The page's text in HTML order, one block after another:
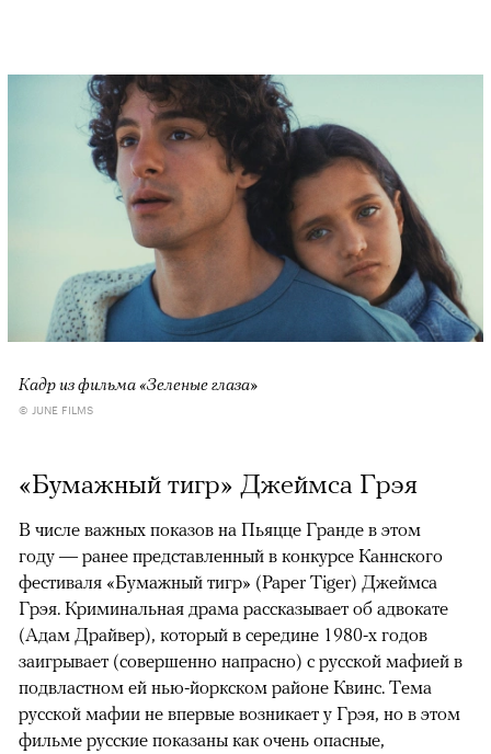
Кадр из фильма «Зеленые глаза»
© JUNE FILMS
«Бумажный тигр» Джеймса Грэя
В числе важных показов на Пьяцце Гранде в этом
году — ранее представленный в конкурсе Каннского
фестиваля «Бумажный тигр» (Paper Tiger) Джеймса
Грэя. Криминальная драма рассказывает об адвокате
(Адам Драйвер), который в середине 1980-х годов
заигрывает (совершенно напрасно) с русской мафией в
подвластном ей нью-йоркском районе Квинс. Тема
русской мафии не впервые возникает у Грэя, но в этом
фильме русские показаны как очень опасные,